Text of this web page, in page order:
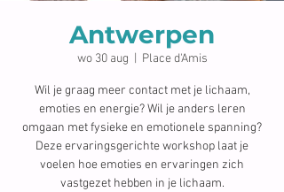
Antwerpen
wo 30 aug Place d'Amis
Wil je graag meer contact met je lichaam,
emoties en energie? Wil je anders leren
omgaan met fysieke en emotionele spanning?
Deze ervaringsgerichte workshop laat je
voelen hoe emoties en ervaringen zich
vastgezet hebben in je lichaam.